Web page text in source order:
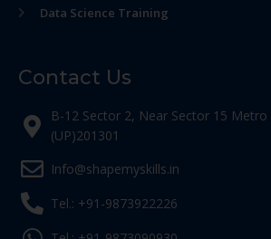
Data Science Training
Contact Us
B-12 Sector 2, Near Sector 15
(UP)201301
Info@shapemyskills.in
Tel.: +91-9873922226